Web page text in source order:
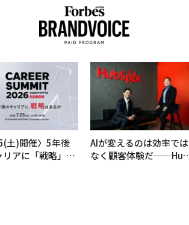
土)開催〉5年後
リアに「戦略」は
AIが変えるのは効率では
なく顧客体験だ──Hub